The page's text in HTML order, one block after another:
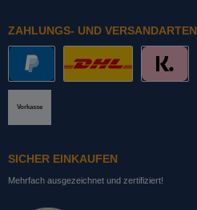
ZAHLUNGS- UND VERSANDARTEN
Vorkasse
SICHER EINKAUFEN
Mehrfach ausgezeichnet und zertifiziert!